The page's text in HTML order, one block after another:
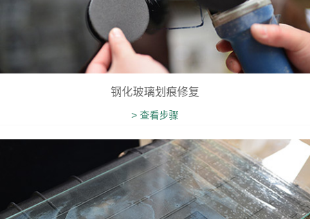
钢化玻璃划痕修复
> 查看步骤